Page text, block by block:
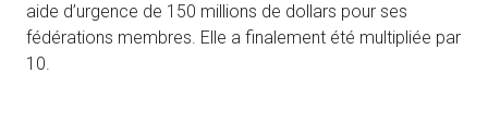
aide d’urgence de 150 millions de dollars pour ses
fédérations membres. Elle a finalement été multipliée par
10.